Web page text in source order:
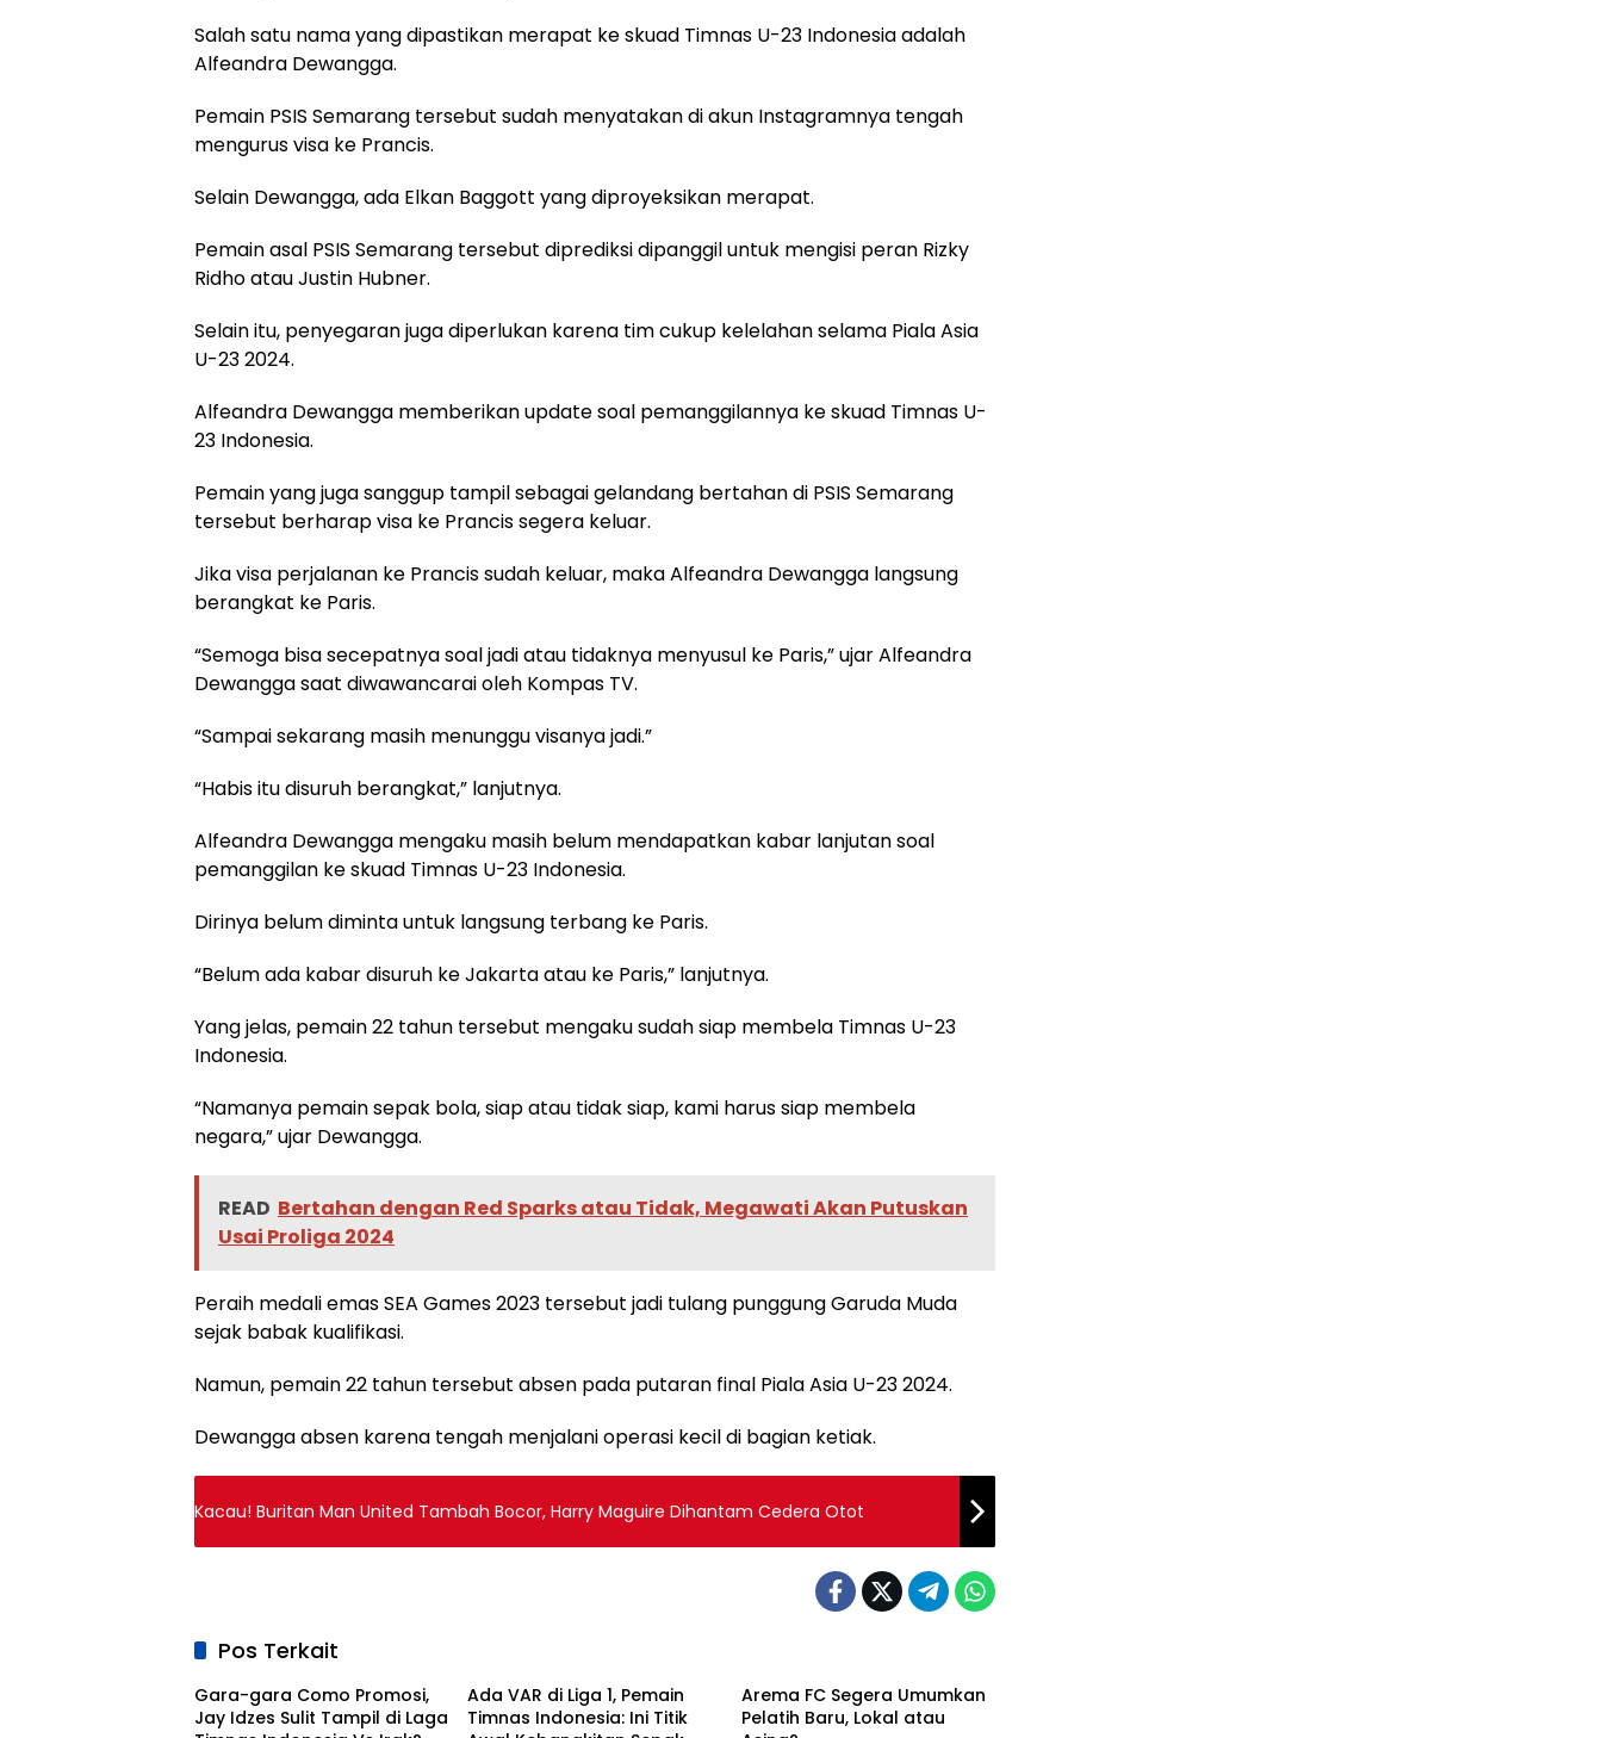
Salah satu nama yang dipastikan merapat ke skuad Timnas U-23 Indonesia adalah
Alfeandra Dewangga.
Pemain PSIS Semarang tersebut sudah menyatakan di akun Instagramnya tengah
mengurus visa ke Prancis.
Selain Dewangga, ada Elkan Baggott yang diproyeksikan merapat.
Pemain asal PSIS Semarang tersebut diprediksi dipanggil untuk mengisi peran Rizky
Ridho atau Justin Hubner.
Selain itu, penyegaran juga diperlukan karena tim cukup kelelahan selama Piala Asia
U-23 2024.
Alfeandra Dewangga memberikan update soal pemanggilannya ke skuad Timnas U-
23 Indonesia.
Pemain yang juga sanggup tampil sebagai gelandang bertahan di PSIS Semarang
tersebut berharap visa ke Prancis segera keluar.
Jika visa perjalanan ke Prancis sudah keluar, maka Alfeandra Dewangga langsung
berangkat ke Paris.
“Semoga bisa secepatnya soal jadi atau tidaknya menyusul ke Paris,” ujar Alfeandra
Dewangga saat diwawancarai oleh Kompas TV.
“Sampai sekarang masih menunggu visanya jadi.”
“Habis itu disuruh berangkat,” lanjutnya.
Alfeandra Dewangga mengaku masih belum mendapatkan kabar lanjutan soal
pemanggilan ke skuad Timnas U-23 Indonesia.
Dirinya belum diminta untuk langsung terbang ke Paris.
“Belum ada kabar disuruh ke Jakarta atau ke Paris,” lanjutnya.
Yang jelas, pemain 22 tahun tersebut mengaku sudah siap membela Timnas U-23
Indonesia.
“Namanya pemain sepak bola, siap atau tidak siap, kami harus siap membela
negara,” ujar Dewangga.
READ Bertahan dengan Red Sparks atau Tidak, Megawati Akan Putuskan
Usai Proliga 2024
Peraih medali emas SEA Games 2023 tersebut jadi tulang punggung Garuda Muda
sejak babak kualifikasi.
Namun, pemain 22 tahun tersebut absen pada putaran final Piala Asia U-23 2024.
Dewangga absen karena tengah menjalani operasi kecil di bagian ketiak.
Kacau! Buritan Man United Tambah Bocor, Harry Maguire Dihantam Cedera Otot
Pos Terkait
Gara-gara Como Promosi,
Jay Idzes Sulit Tampil di Laga
Ada VAR di Liga 1, Pemain
Timnas Indonesia: Ini Titik
Arema FC Segera Umumkan
Pelatih Baru, Lokal atau